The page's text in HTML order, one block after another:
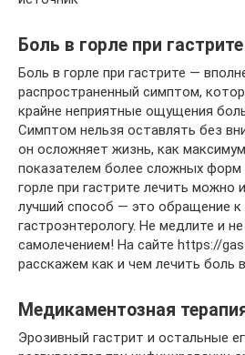
Боль в горле при гастрите
Боль в горле при гастрите —
распространенный симптом,
крайне неприятные ощущения
Симптом нельзя оставлять без
он осложняет жизнь, как
показателем более сложных форм
горле при гастрите лечить можно
лучший способ — это обращение к
гастроэнтерологу. Не медлите и
самолечением! На сайте https://
расскажем как и чем лечить боль в
Медикаментозная
Эрозивный гастрит и остальные